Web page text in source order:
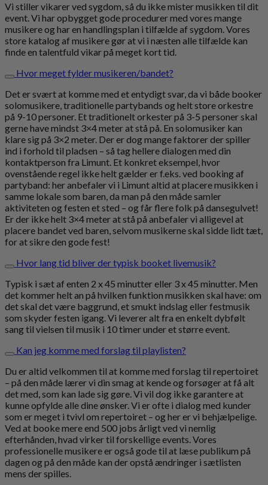
Vi stiller vikarer ved sygdom, så du ikke mister musikken til dit
event. Vi har opbygget gode procedurer med vores mange
musikere og har en handlingsplan i tilfælde af sygdom. Vores
store katalog af musikere gør at vi i næsten alle tilfælde kan
finde en talentfuld vikar på meget kort tid.
Hvor meget fylder musikeren/bandet?
Det er svært at komme med et entydigt svar, da vi både booker
solomusikere, traditionelle partybands og helt store orkestre
på 9-10 personer. Et traditionelt orkester på 3-5 personer skal
gerne have mindst 3×4 meter at stå på. En solomusiker kan
klare sig på 3×2 meter. Der er dog mange faktorer der spiller
ind i forhold til pladsen – så tag hellere dialogen med din
kontaktperson fra Limunt. Et konkret eksempel, hvor
ovenstående regel ikke helt gælder er f.eks. ved booking af
partyband: her anbefaler vi i Limunt altid at placere musikken i
samme lokale som baren, da man på den måde samler
aktiviteten og festen et sted – og får flere folk på dansegulvet!
Er der ikke helt 3×4 meter at stå på anbefaler vi alligevel at
placere bandet ved baren, selvom musikerne skal sidde lidt tæt,
for at sikre den gode fest!
Hvor lang tid bliver der typisk booket livemusik?
Typisk i sæt af enten 2 x 45 minutter eller 3 x 45 minutter. Men
det kommer helt an på hvilken funktion musikken skal have: om
det skal det være baggrund, et smukt indslag eller festmusik
som skyder festen igang. Vi leverer alt fra en enkelt dybfølt
sang til vielsen til musik i 10 timer under et større event.
Kan jeg komme med forslag til playlisten?
Du er altid velkommen til at komme med forslag til repertoiret
– på den måde lærer vi din smag at kende og forsøger at få alt
det med, som kan lade sig gøre. Vi vil dog ikke garantere at
kunne opfylde alle dine ønsker. Vi er ofte i dialog med kunder
som er meget i tvivl om repertoiret – og her er vi behjælpelige.
Ved at booke mere end 500 jobs årligt ved vi nemlig
efterhånden, hvad virker til forskellige events. Vores
professionelle musikere er også gode til at læse publikum på
dagen og på den måde kan der opstå ændringer i sætlisten
mens der spilles.